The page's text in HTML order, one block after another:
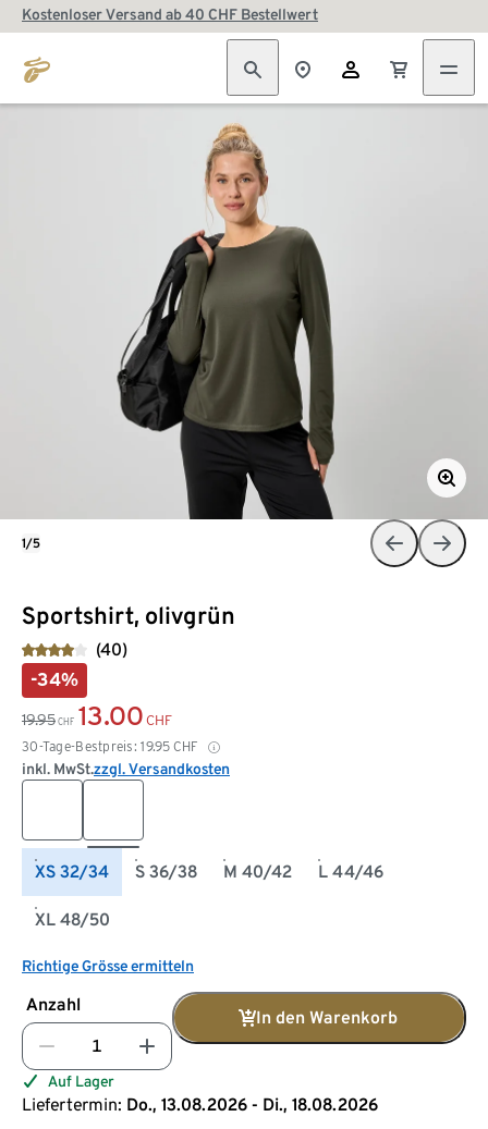
Kostenloser Versand ab 40 CHF Bestellwert
Sportshirt, olivgrün
(40)
-34%
19.95 CHF 13.00 CHF
30-Tage-Bestpreis: 19.95 CHF
inkl. MwSt.zzgl. Versandkosten
XS 32/34 S 36/38 M 40/42 L 44/46
XL 48/50
Richtige Grösse ermitteln
Anzahl
In den Warenkorb
Auf Lager
Liefertermin: Do., 13.08.2026 - Di., 18.08.2026
1/5